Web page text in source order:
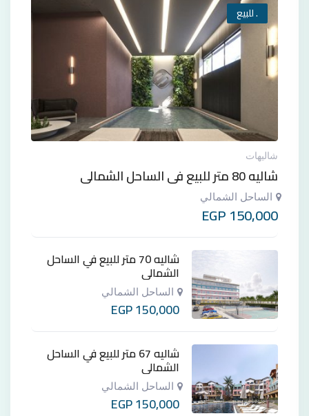
. للبيع
شاليهات
شاليه 80 متر للبيع في الساحل الشمالي
الساحل الشمالي
EGP150,000
شاليه 70 متر للبيع في الساحل
الشمالي
الساحل الشمالي
EGP150,000
شاليه 67 متر للبيع في الساحل
الشمالي
الساحل الشمالي
EGP150,000